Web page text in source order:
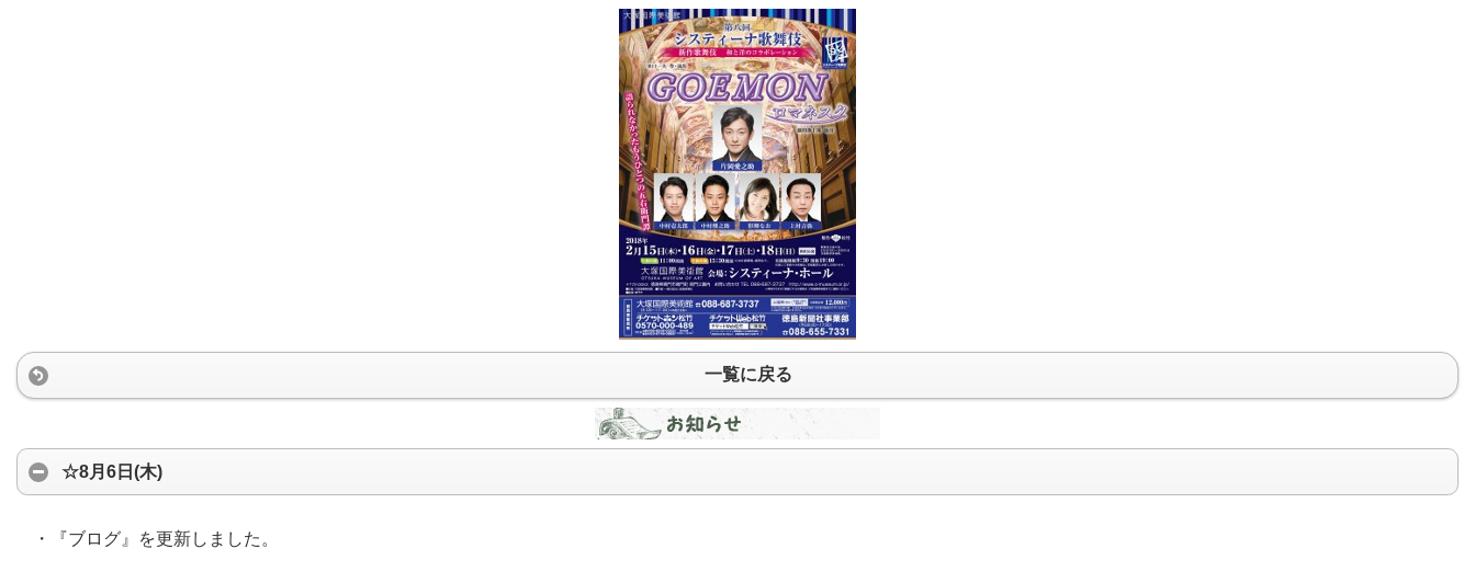
一覧に戻る
☆8月6日(木)
・『ブログ』を更新しました。